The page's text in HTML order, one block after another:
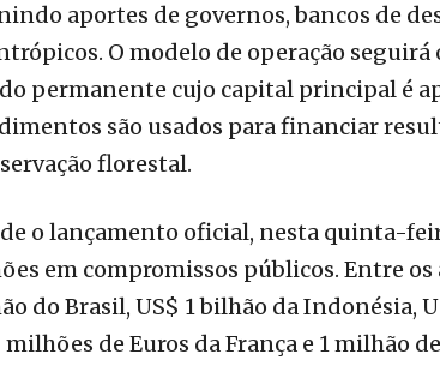
aportes de governos, bancos de
O modelo de operação
permanente cujo capital principal é
são usados para financiar
florestal.
o lançamento oficial, nesta quinta-
em compromissos públicos. Entre
do Brasil, US$ 1 bilhão da Indonésia,
milhões de Euros da França e 1 milhão